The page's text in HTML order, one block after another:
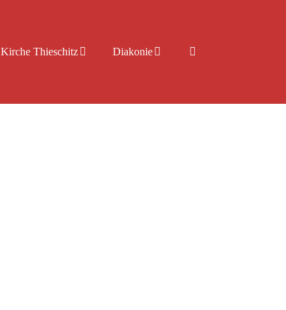
Kirche Thieschitz Diakonie